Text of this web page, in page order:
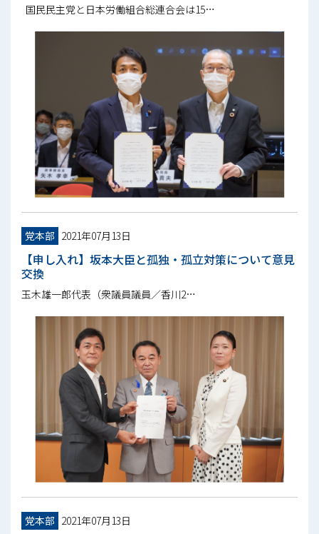
国民民主党と日本労働組合総連合会は15…
党本部 2021年07月13日
【申し入れ】坂本大臣と孤独・孤立対策について意見
交換
玉木雄一郎代表（衆議員議員／香川2…
党本部 2021年07月13日